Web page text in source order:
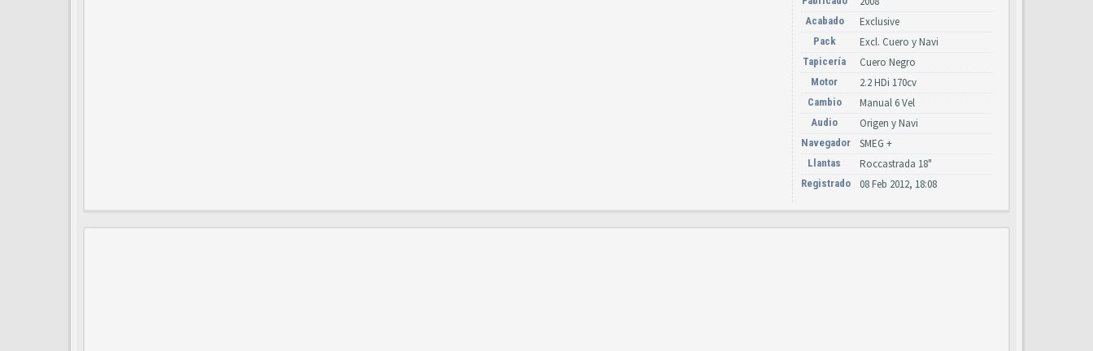
Acabado Exclusive
Pack Excl. Cuero y Navi
Tapicería Cuero Negro
Motor 2.2 HDi 170cv
Cambio Manual 6 Vel
Audio Origen y Navi
Navegador SMEG +
Llantas Roccastrada 18"
Registrado 08 Feb 2012, 18:08